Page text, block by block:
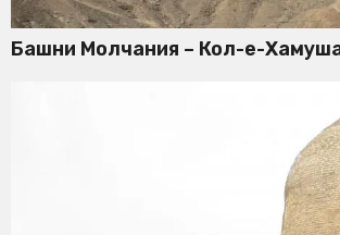
Башни Молчания – Кол-е-